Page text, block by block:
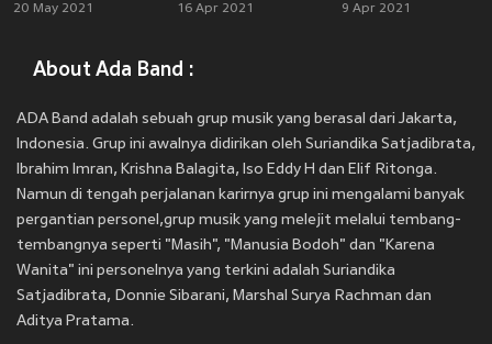
20 May 2021 16 Apr 2021 9 Apr 2021
About Ada Band :
ADA Band adalah sebuah grup musik yang berasal dari Jakarta,
Indonesia. Grup ini awalnya didirikan oleh Suriandika Satjadibrata,
Ibrahim Imran, Krishna Balagita, Iso Eddy H dan Elif Ritonga.
Namun di tengah perjalanan karirnya grup ini mengalami banyak
pergantian personel,grup musik yang melejit melalui tembang-
tembangnya seperti "Masih", "Manusia Bodoh" dan "Karena
Wanita" ini personelnya yang terkini adalah Suriandika
Satjadibrata, Donnie Sibarani, Marshal Surya Rachman dan
Aditya Pratama.